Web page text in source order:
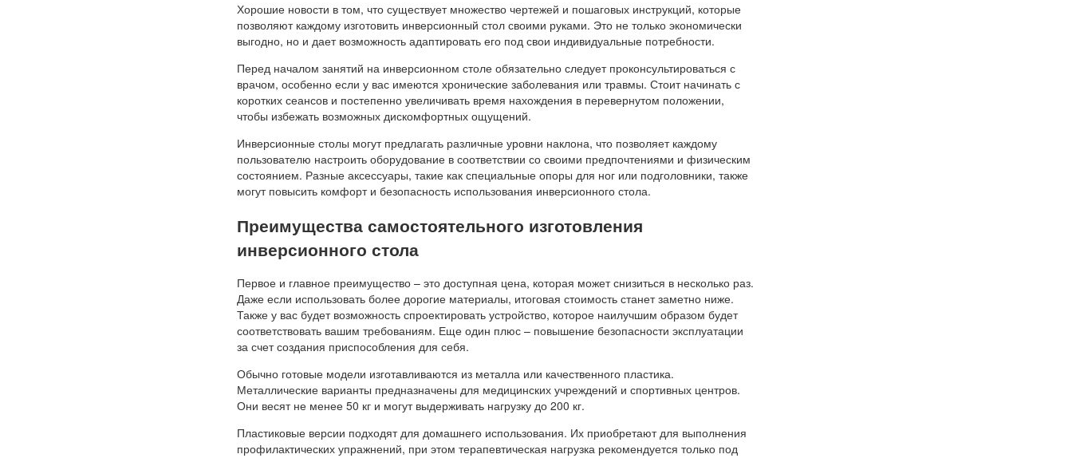
Хорошие новости в том, что существует множество чертежей и пошаговых инструкций, которые
позволяют каждому изготовить инверсионный стол своими руками. Это не только экономически
выгодно, но и дает возможность адаптировать его под свои индивидуальные потребности.
Перед началом занятий на инверсионном столе обязательно следует проконсультироваться с
врачом, особенно если у вас имеются хронические заболевания или травмы. Стоит начинать с
коротких сеансов и постепенно увеличивать время нахождения в перевернутом положении,
чтобы избежать возможных дискомфортных ощущений.
Инверсионные столы могут предлагать различные уровни наклона, что позволяет каждому
пользователю настроить оборудование в соответствии со своими предпочтениями и физическим
состоянием. Разные аксессуары, такие как специальные опоры для ног или подголовники, также
могут повысить комфорт и безопасность использования инверсионного стола.
Преимущества самостоятельного изготовления
инверсионного стола
Первое и главное преимущество – это доступная цена, которая может снизиться в несколько раз.
Даже если использовать более дорогие материалы, итоговая стоимость станет заметно ниже.
Также у вас будет возможность спроектировать устройство, которое наилучшим образом будет
соответствовать вашим требованиям. Еще один плюс – повышение безопасности эксплуатации
за счет создания приспособления для себя.
Обычно готовые модели изготавливаются из металла или качественного пластика.
Металлические варианты предназначены для медицинских учреждений и спортивных центров.
Они весят не менее 50 кг и могут выдерживать нагрузку до 200 кг.
Пластиковые версии подходят для домашнего использования. Их приобретают для выполнения
профилактических упражнений, при этом терапевтическая нагрузка рекомендуется только под